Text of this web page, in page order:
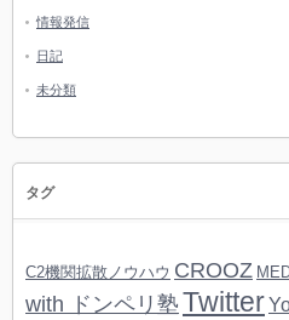
情報発信
日記
未分類
タグ
C2機関拡散ノウハウ CROOZ
with ドンペリ塾 Twitter